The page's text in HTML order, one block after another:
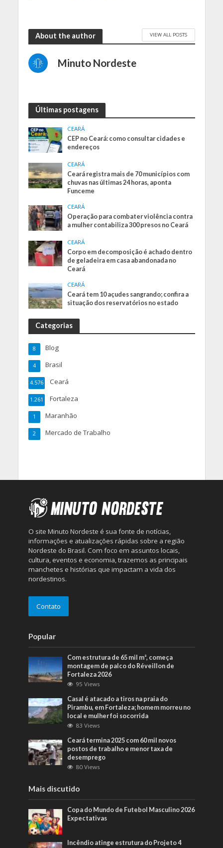
About the author VIEW ALL POSTS
Minuto Nordeste
Últimas postagens
CEARÁ
CEP no Ceará: como consultar cidades e
endereços
CEARÁ
Ceará registra mais de 70 municípios com
chuvas nas últimas 24 horas, aponta
Funceme
CEARÁ
Operação para combater violência contra
a mulher contabiliza 300 presos no Ceará
CEARÁ
Corpo em decomposição é achado dentro
de geladeira em casa abandonada no
Ceará
CEARÁ
Ceará tem 10 açudes sangrando; confira a
situação dos reservatórios no estado
Categorias
Blog
8
Brasil
4
Ceará
4.576
Fortaleza
1.261
Maranhão
1
Mercado de Trabalho
2
O site Minuto Nordeste é sua fonte de notícias,
informações e atualizações rápidas sobre a região
Nordeste do Brasil. Com foco em assuntos locais,
cultura, eventos e economia, trazemos as principais
manchetes e histórias que impactam a vida dos
nordestinos.
Contato
Popular
Com estrutura de 65 mil m², começa
montagem de palco do Réveillon de
Fortaleza 2026
95 Views
Casal é atacado a tiros na praia do
Pirambu, em Fortaleza; homem morreu no
local e mulher foi socorrida
83 Views
Ceará termina 2025 com 60 mil novos
postos de trabalho e menor taxa de
desemprego
80 Views
Mais discutido
Copa do Mundo de Futebol Masculino 2026
Expectativas
Incêndio atinge estrutura do Projeto 4